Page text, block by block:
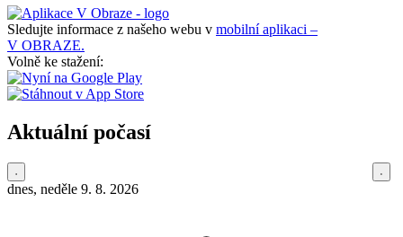
Sledujte informace z našeho webu v mobilní aplikaci –
V OBRAZE.
Volně ke stažení:
Aktuální počasí
dnes, neděle 9. 8. 2026